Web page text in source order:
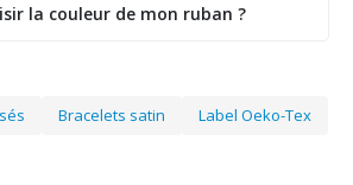
la couleur de mon ruban ?
Bracelets satin
Label Oeko-Tex